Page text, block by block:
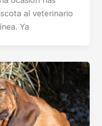
al veterinario
Ya